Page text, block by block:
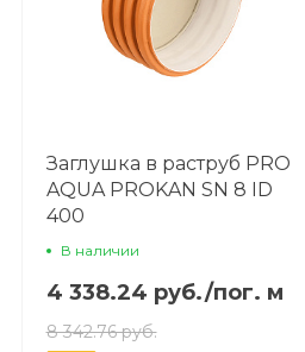
Заглушка в раструб PRO
AQUA PROKAN SN 8 ID
400
В наличии
4 338.24 руб./пог. м
8 342.76 руб.